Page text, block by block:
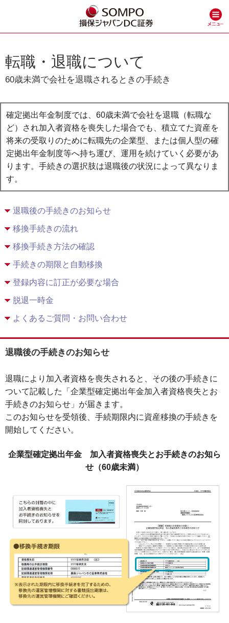
転職・退職について
60歳未満で会社を退職されるときの手続き
確定拠出年金制度では、60歳未満で会社を退職（転職な
ど）され加入者資格を喪失した場合でも、積立てた資産を
将来の受取りのために転職先の企業型、または個人型の確
定拠出年金制度等へ持ち運び、運用を続けていく必要があ
ります。手続きの選択肢は退職後の状況によって異なりま
す。
退職後の手続きのお知らせ
移換手続きの流れ
移換手続き方法の確認
手続きの期限と自動移換
登録内容に訂正が必要な場合
脱退一時金
よくあるご質問・お問い合わせ
退職後の手続きのお知らせ
退職により加入者資格を喪失されると、その後の手続きに
ついて記載した「企業型確定拠出年金加入者資格喪失とお
手続きのお知らせ」が届きます。
このお知らせを受領後、手続期限内に資産移換の手続きを
開始してください。
企業型確定拠出年金 加入者資格喪失とお手続きのお知ら
せ（60歳未満）